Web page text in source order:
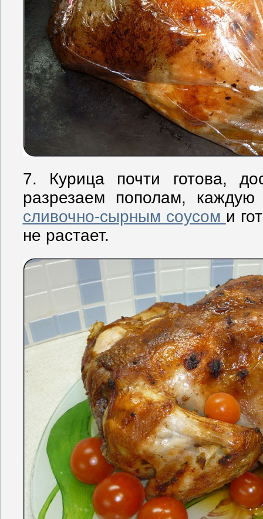
7. Курица почти готова,
разрезаем пополам,
сливочно-сырным соусом и
не растает.